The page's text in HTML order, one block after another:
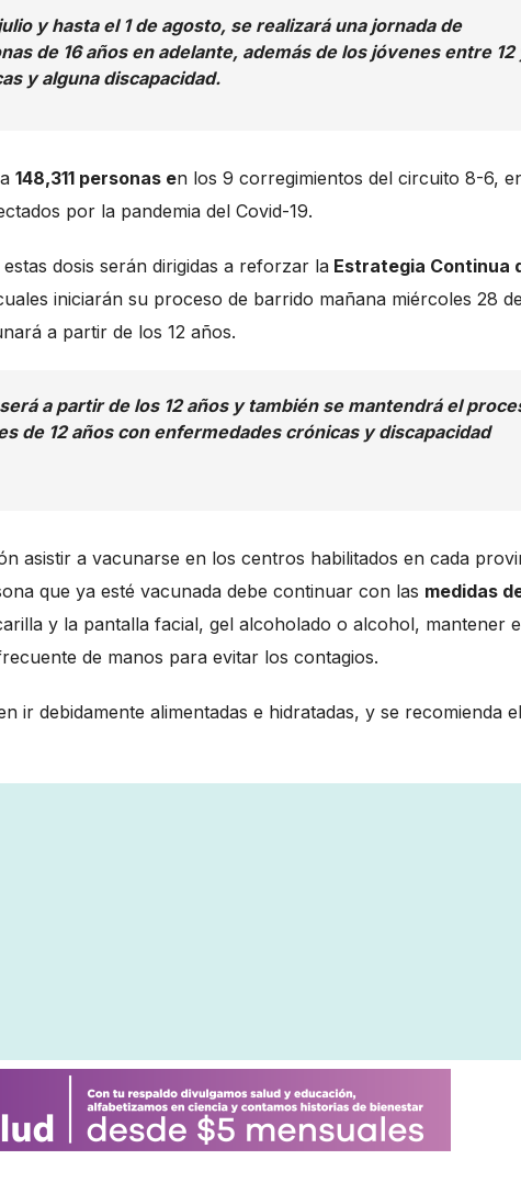
y hasta el 1 de agosto, se realizará una jornada de
de 16 años en adelante, además de los jóvenes entre 12
y alguna discapacidad.
148,311 personas en los 9 corregimientos del circuito 8-6,
por la pandemia del Covid-19.
dosis serán dirigidas a reforzar la Estrategia Continua
iniciarán su proceso de barrido mañana miércoles 28 de
a partir de los 12 años.
a partir de los 12 años y también se mantendrá el
de 12 años con enfermedades crónicas y discapacidad
asistir a vacunarse en los centros habilitados en cada
que ya esté vacunada debe continuar con las medidas
y la pantalla facial, gel alcoholado o alcohol, mantener
de manos para evitar los contagios.
ir debidamente alimentadas e hidratadas, y se recomienda